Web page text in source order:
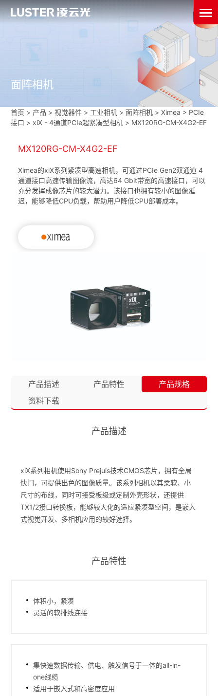
面阵相机
首页 > 产品 > 视觉器件 > 工业相机 >面阵相机 >Ximea > PCIe
接口 > xiX - 4通道PCIe超紧凑型相机 > MX120RG-CM-X4G2-EF
MX120RG-CM-X4G2-EF
Ximea的xiX系列紧凑型高速相机，可通过PCIe Gen2双通道 4
通道接口高速传输图像流，高达64 Gbit带宽的高速接口，可以
充分发挥成像芯片的较大潜力。该接口也拥有较小的图像延
迟，能够降低CPU负载，帮助用户降低CPU部署成本。
产品描述 产品特性
产品规格
资料下载
产品描述
xiX系列相机使用Sony Prejuis技术CMOS芯片，拥有全局
快门，可提供出色的图像质量。该系列相机以其柔软、小
尺寸的布线，同时可接受板级或定制外壳形状，还提供
TX1/2接口转换板，能够较大化的适应紧凑型空间，是嵌入
式视觉开发、多相机应用的较好选择。
产品特性
体积小，紧凑
灵活的软排线连接
集快速数据传输、供电、触发信号于一体的all-in-
one线缆
适用于嵌入式和高密度应用